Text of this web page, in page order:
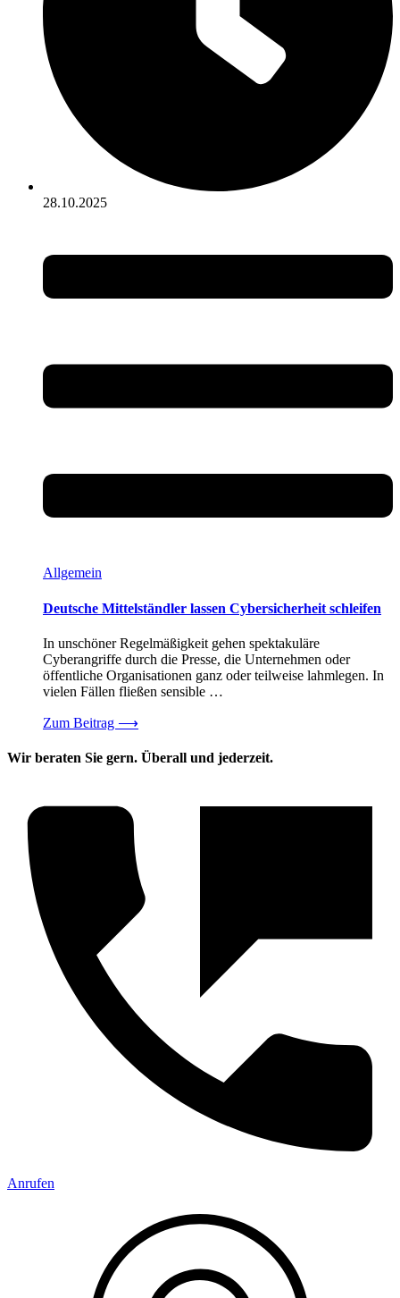
28.10.2025
Allgemein
Deutsche Mittelständler lassen Cybersicherheit schleifen
In unschöner Regelmäßigkeit gehen spektakuläre
Cyberangriffe durch die Presse, die Unternehmen oder
öffentliche Organisationen ganz oder teilweise lahmlegen. In
vielen Fällen fließen sensible …
Zum Beitrag ⟶
Wir beraten Sie gern. Überall und jederzeit.
Anrufen